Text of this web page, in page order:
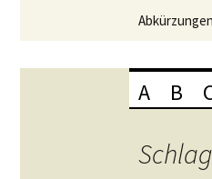
Abkürzungen
A B